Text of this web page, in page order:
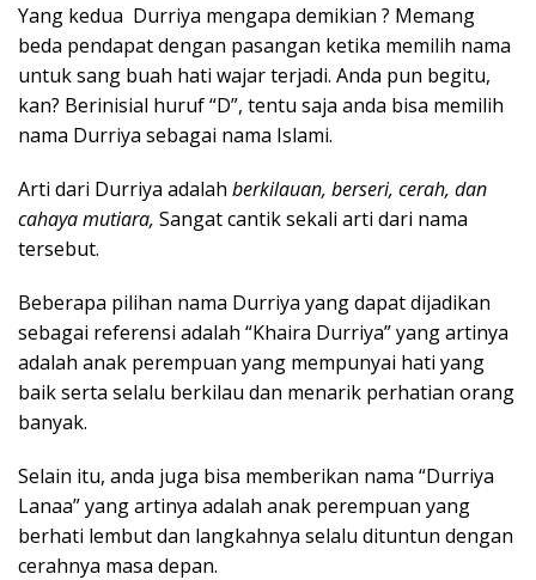
Yang kedua Durriya mengapa demikian ? Memang
beda pendapat dengan pasangan ketika memilih nama
untuk sang buah hati wajar terjadi. Anda pun begitu,
kan? Berinisial huruf “D”, tentu saja anda bisa memilih
nama Durriya sebagai nama Islami.
Arti dari Durriya adalah berkilauan, berseri, cerah, dan
cahaya mutiara, Sangat cantik sekali arti dari nama
tersebut.
Beberapa pilihan nama Durriya yang dapat dijadikan
sebagai referensi adalah “Khaira Durriya” yang artinya
adalah anak perempuan yang mempunyai hati yang
baik serta selalu berkilau dan menarik perhatian orang
banyak.
Selain itu, anda juga bisa memberikan nama “Durriya
Lanaa” yang artinya adalah anak perempuan yang
berhati lembut dan langkahnya selalu dituntun dengan
cerahnya masa depan.